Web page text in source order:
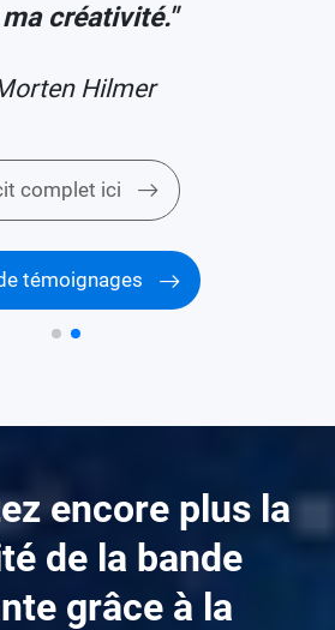
créativité."
Hilmer
complet ici
témoignages
encore plus la
de la bande
grâce à la